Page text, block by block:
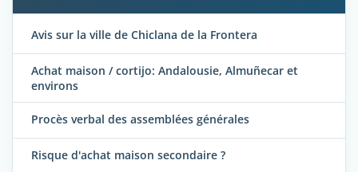
Avis sur la ville de Chiclana de la Frontera
Achat maison / cortijo: Andalousie, Almuñecar et
environs
Procès verbal des assemblées générales
Risque d'achat maison secondaire ?